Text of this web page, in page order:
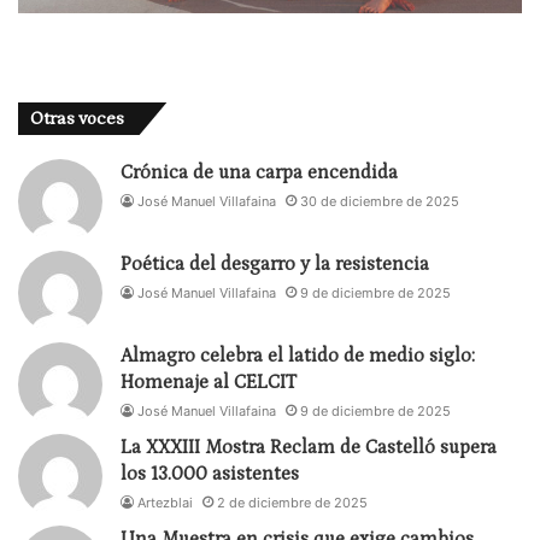
Walgrave funcionan, también, de manera
evocadora y lúdica, sin una reproducción realista,
sino a través de la metonimia y, sobre todo, del
símbolo.
Tres líneas paralelas de puertas yacen en el suelo.
Otros dos montones de puertas se apilan contra las
paredes desnudas del foro. No se trata, pues, de
unas puertas que se abran a un espacio
practicable, sino de unas puertas simbólicas en la
horizontal. Caminos de puertas en el suelo,
paralelas a la grada del público, que comunican con
Otras voces
Crónica de una carpa encendida
José Manuel Villafaina 30 de diciembre de 2025
Poética del desgarro y la resistencia
José Manuel Villafaina 9 de diciembre de 2025
Almagro celebra el latido de medio siglo:
Homenaje al CELCIT
José Manuel Villafaina 9 de diciembre de 2025
La XXXIII Mostra Reclam de Castelló supera
los 13.000 asistentes
Artezblai 2 de diciembre de 2025